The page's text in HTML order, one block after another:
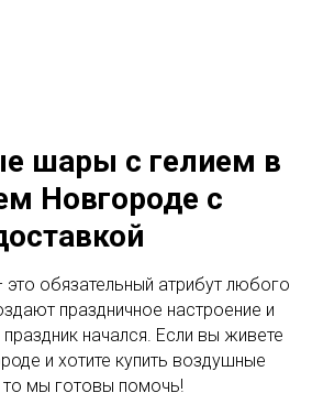
шары с гелием в
Новгороде с
обязательный атрибут любого
праздничное настроение и
начался. Если вы живете
и хотите купить воздушные
мы готовы помочь!